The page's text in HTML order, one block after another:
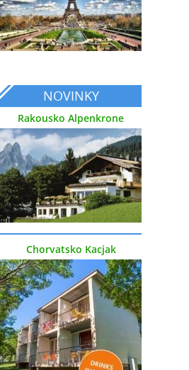
NOVINKY
Rakousko Alpenkrone
Chorvatsko Kacjak